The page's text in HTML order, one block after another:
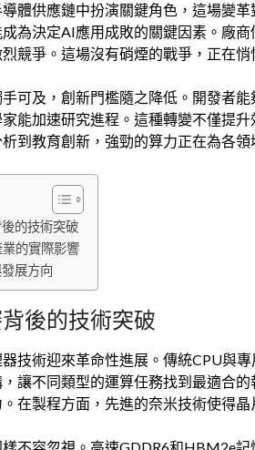
體供應鏈中扮演關鍵角色，這場變
為決定AI應用成敗的關鍵因素。廠
競爭。這場沒有硝煙的戰爭，正在
可及，創新門檻隨之降低。開發者
能加速研究進程。這種轉變不僅提
到教育創新，強勁的算力正在為各領
的技術突破
的實際影響
展方向
後的技術突破
技術迎來革命性進展。傳統CPU與
讓不同類型的運算任務找到最適合
在製程方面，先進的奈米技術使得